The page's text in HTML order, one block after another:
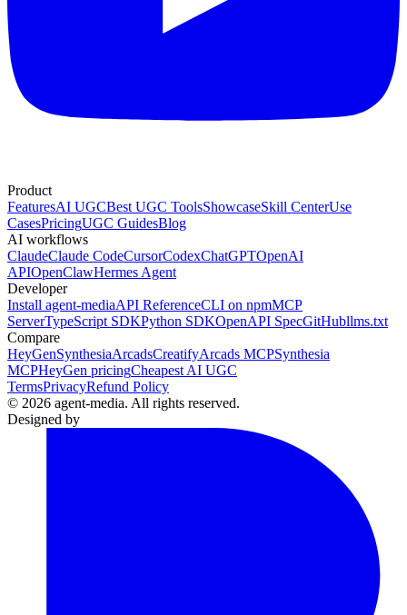
Product
FeaturesAI UGCBest UGC ToolsShowcaseSkill CenterUse
CasesPricingUGC GuidesBlog
AI workflows
ClaudeClaude CodeCursorCodexChatGPTOpenAI
APIOpenClawHermes Agent
Developer
Install agent-mediaAPI ReferenceCLI on npmMCP
ServerTypeScript SDKPython SDKOpenAPI SpecGitHubllms.txt
Compare
HeyGenSynthesiaArcadsCreatifyArcads MCPSynthesia
MCPHeyGen pricingCheapest AI UGC
TermsPrivacyRefund Policy
© 2026 agent-media. All rights reserved.
Designed by